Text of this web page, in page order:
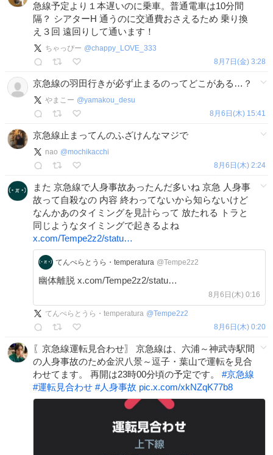
急線予定より１本遅いのに乗車。普通電車は10分間
隔？ シアターH 通うのに交通費おさえるため 乗り換
え３回 遠回りして通います！
ちゃっぴー @chappy_LOVE_333
8月7日(金) 3:28
京急線の羽田行きが必ず止まるのってどこがある…？
やまこー @yamakou_desu
8月6日(木) 15:41
京急線止まってんのふざけんなマジで
nao @mochikacchi
8月6日(木) 2:24
また 京急線で人身事故あったんだ多いね 京急 人身事
故って自殺なの 内容 終わってないから知らないけど
なんかあのタイミングを見計らって 放たれる トラと
同じようなタイミングで起きるよね
x.com/Tempe2z2/statu…
てんぺらとうら・temperatura @Tempe2z2
幽体離脱 x.com/Tempe2z2/statu…
8月6日(木) 0:16
てんぺらとうら・temperatura @Tempe2z2
8月6日(木) 0:20
〖京急線運転見合わせ〗 京急線は、六浦～神武寺駅間
の人身事故のため金沢八景～逗子・葉山で運転を見合
わせてます。 再開は23時00分頃の予定です。 #京急線
#運転見合わせ #人身事故 pic.x.com/xkNZqK77b8